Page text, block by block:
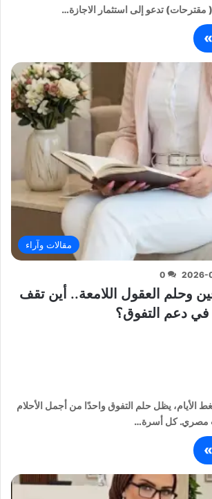
مقترحات) تدعو إلى استثمار الاجازة…
مقالات وآراء
2026-
0
وحلم العقول اللامعة.. أين تقف
دعم التفوق؟
يظل حلم التفوق واحدًا من أجمل الأحلام
مصري. كل أسرة…